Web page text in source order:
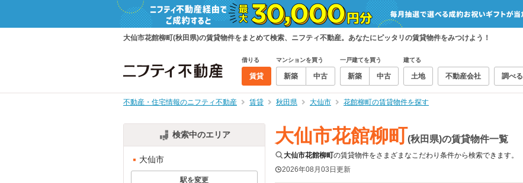
大仙市花館柳町(秋田県)の賃貸物件をまとめて検索、ニフティ不動産。あなたにピッタリの賃貸物件をみつけよう！
借りる
賃貸
マンションを買う
新築 中古
一戸建てを買う
新築 中古
建てる
土地 不動産会社 調べる
不動産・住宅情報のニフティ不動産 賃貸 秋田県 大仙市 花館柳町の賃貸物件を探す
検索中のエリア
大仙市
駅を変更
大仙市花館柳町(秋田県)の賃貸物件一覧
大仙市花館柳町の賃貸物件をさまざまなこだわり条件から検索できます。
2026年08月03日更新